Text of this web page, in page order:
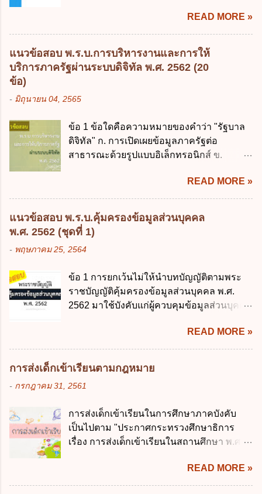
ประมาณ พ.ศ. 2561 2. นายกรัฐมนตรีเป็นผู้
รักษาการตามพระราช บัญญัติวิธีการงบ
ประมาณ พ.ศ. 2561 3. รัฐมนตรีว่าการ
กระทรวงการคลัง เป็นผู้รักษาการตามพระ
โปร่งใสและตรวจสอบได้ ข้อ 4. พระราช
บัญญัติวิธีการงบประมาณ พ.ศ. 2561 บัญญัติ
ให้การบริหา...
เศรษฐกิจ ค. หลักการพัฒนาทางเศรษฐกิจ
อย่างยั่งยืน ง. หลักความเป็นธรรมในสังคม ข้อ
2 สัดส่วนหนี้สาธารณะต่อผลิตภัณฑ์มวลรวม
ในประเทศเพื่อใช้เป็นกรอบในการบริหารหนี้
สาธารณะเป็นไปตามข้อใด ก. ไม่เกินร้อยละ 5
เกินร้อยละ 60 ข้อ 3 กฎหมายว่าด้วยวินัยการ
กฎหมายที่ให้จัดเก็บภาษีอากรหรือค่า
ธรรมเนียมเพิ่มขึ้นจากที่กำหนดไว้ในกฎหมาย
เพื่อการนำไปใช้จ่ายตามวัตถุประสงค์หรือเพื่อ
ข้อใด ก. เป็นไปตามความต้องการของชุมชน
ข. เพื่อป็นรายได้ขององค์กรปกครองส่วนท้อง
ถิ่น ค. มีเหตุจำเป็นหรือเหตุฉุกเฉินที่มิอาจหลีก
เลี่ยงได้ ง. สอดคล้องกับยุทธศาสตร์ชาติ ข้อ 4
ประกอบการพิจารณาในเรื่องต่อไปนี้ ยกเว้น
ข้อใด ก. การจัดเก็บหรือหารายได้ ข. การ
จัดสรรงบประมาณรายจ่าย ค. การจัดทำงบ
READ MORE »
แนวข้อสอบ พ.ร.บ.การบริหารงานและการให้
บริการภาครัฐผ่านระบบดิจิทัล พ.ศ. 2562 (20
ข้อ)
- มิถุนายน 04, 2565
ข้อ 1 ข้อใดคือความหมายของคำว่า "รัฐบาล
ดิจิทัล" ก. การเปิดเผยข้อมูลภาครัฐต่อ
สาธารณะด้วยรูปแบบอิเล็กทรอนิกส์ ข.
การบริหารงาน การให้บริการ การบูรณาการ
ข้อมูลภาครัฐ ค. วิธีการนำสัญลักษณ์ศูนย์และ
หนึ่ง เพื่อใช้สร้างระบบต่าง ๆ ง. สำนักงาน
พัฒนารัฐบาลดิจิทัล (องค์การมหาชน) ข้อ 2
การบริหารงานภาครัฐและการจัดทำบริการ
สาธารณะผ่านระบบดิจิทัล ต้องมีวัตถุประสงค์
ดิจิทัลอย่างคุ้มค่าและเต็มศักยภาพ ข. พัฒนา
โครงสร้างพื้นฐานด้านดิจิทัลที่จำเป็นให้เป็นไป
ตามมาตรฐานสากล ค. พัฒนาการเชื่อมโยง
จ่ายงบประมาณให้เกิดความคุ้มค่าและเป็นไป
ตามเป้าหมาย ข้อ 3 ข้อใดกล่าวได้ถูกต้องที่สุด
เกี่ยวกับ "แผนพัฒนารัฐบาลดิจิทัล" ก. เป็นธร
รับผิดชอบในการบริหารจัดการข้อมูลของ
หน่วยงานของรัฐ ง. กำหนดกรอบและทิศทาง
การบริหารงานภาครัฐและการจัดทำบริการ
พัฒนารัฐบาลดิจิทัลโดยตำแหน่ง ม...
READ MORE »
แนวข้อสอบ พ.ร.บ.คุ้มครองข้อมูลส่วนบุคคล
พ.ศ. 2562 (ชุดที่ 1)
- พฤษภาคม 25, 2564
ข้อ 1 การยกเว้นไม่ให้นำบทบัญญัติตามพระ
ราชบัญญัติคุ้มครองข้อมูลส่วนบุคคล พ.ศ.
2562 มาใช้บังคับแก่ผู้ควบคุมข้อมูลส่วนบุคคล
ข. พระราชกำหนด ค. พระราชกฤษฎีกา ง. กฎ
กระทรวง ข้อ 2 กฎหมายตามข้อ 1 กำหนด
หน่วยงานและกิจการใดที่ผู้ควบคุมข้อมูลส่วน
บุคคลไม่อยู่ในบังคับพระราชบัญญัติคุ้มครอง
ข้อมูลส่วนบุคคล พ.ศ. 2562 ก. หน่วยงานของ
ด้านความบันเทิงและนันทนาการ ง. ถูกทุกข้อ
ข้อ 3 โดยหลัก ทั่วไป พระราชบัญญัติคุ้มครอง
ข้อมูลส่วนบุคคล พ.ศ. 2562 ใช้บังคับตั้งแต่วัน
2562 ค. 28 พฤษภาคม 2562 ง. 29
พฤษภาคม 2562 ข้อ 4 "บุคคลหรือนิติบุคคล
READ MORE »
การส่งเด็กเข้าเรียนตามกฎหมาย
- กรกฎาคม 31, 2561
การส่งเด็กเข้าเรียนในการศึกษาภาคบังคับ
เป็นไปตาม "ประกาศกระทรวงศึกษาธิการ
เรื่อง การส่งเด็กเข้าเรียนในสถานศึกษา พ.ศ.
เรื่อง หลักเกณฑ์และวิธีการปฏิบัติสำหรับผู้ที่
มิใช่ผู้ปกครองซึ่งมีเด็กที่มีอายุในเกณฑ์การ
READ MORE »